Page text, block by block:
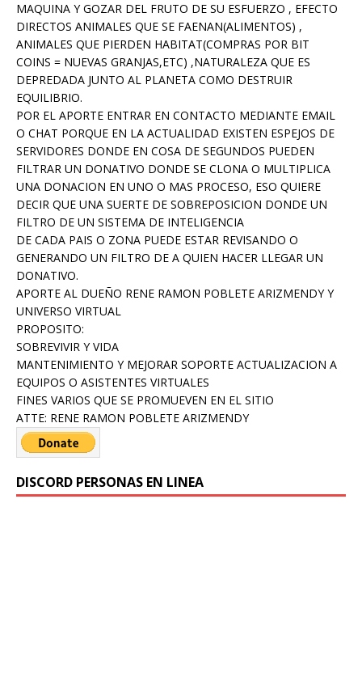
MAQUINA Y GOZAR DEL FRUTO DE SU ESFUERZO , EFECTO
DIRECTOS ANIMALES QUE SE FAENAN(ALIMENTOS) ,
ANIMALES QUE PIERDEN HABITAT(COMPRAS POR BIT
COINS = NUEVAS GRANJAS,ETC) ,NATURALEZA QUE ES
DEPREDADA JUNTO AL PLANETA COMO DESTRUIR
EQUILIBRIO.
POR EL APORTE ENTRAR EN CONTACTO MEDIANTE EMAIL
O CHAT PORQUE EN LA ACTUALIDAD EXISTEN ESPEJOS DE
SERVIDORES DONDE EN COSA DE SEGUNDOS PUEDEN
FILTRAR UN DONATIVO DONDE SE CLONA O MULTIPLICA
UNA DONACION EN UNO O MAS PROCESO, ESO QUIERE
DECIR QUE UNA SUERTE DE SOBREPOSICION DONDE UN
FILTRO DE UN SISTEMA DE INTELIGENCIA
DE CADA PAIS O ZONA PUEDE ESTAR REVISANDO O
GENERANDO UN FILTRO DE A QUIEN HACER LLEGAR UN
DONATIVO.
APORTE AL DUEÑO RENE RAMON POBLETE ARIZMENDY Y
UNIVERSO VIRTUAL
PROPOSITO:
SOBREVIVIR Y VIDA
MANTENIMIENTO Y MEJORAR SOPORTE ACTUALIZACION A
EQUIPOS O ASISTENTES VIRTUALES
FINES VARIOS QUE SE PROMUEVEN EN EL SITIO
ATTE: RENE RAMON POBLETE ARIZMENDY
DISCORD PERSONAS EN LINEA